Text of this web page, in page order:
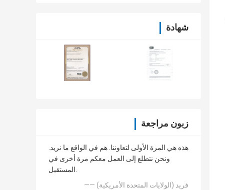
شهادة
زبون مراجعة
هذه هي المرة الأولى لتعاوننا. هم في الواقع ما نريد.
ونحن نتطلع إلى العمل معكم مرة أخرى في
المستقبل.
—— فريد (الولايات المتحدة الأمريكية)